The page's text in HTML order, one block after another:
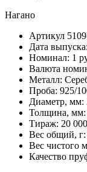
Нагано
Артикул
Дата выпуска:
Номинал: 1
Валюта
Металл:
Проба: 925/
Диаметр, мм:
Толщина, мм:
Тираж: 20 000
Вес общий, г:
Вес чистого
Качество